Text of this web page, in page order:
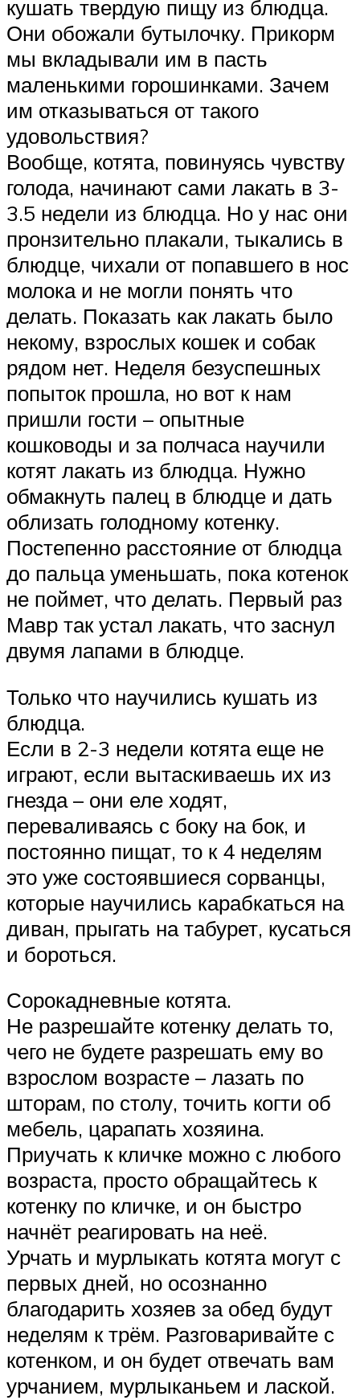
кушать твердую пищу из блюдца.
Они обожали бутылочку. Прикорм
мы вкладывали им в пасть
маленькими горошинками. Зачем
им отказываться от такого
удовольствия?
Вообще, котята, повинуясь чувству
голода, начинают сами лакать в 3-
3.5 недели из блюдца. Но у нас они
пронзительно плакали, тыкались в
блюдце, чихали от попавшего в нос
молока и не могли понять что
делать. Показать как лакать было
некому, взрослых кошек и собак
рядом нет. Неделя безуспешных
попыток прошла, но вот к нам
пришли гости – опытные
кошководы и за полчаса научили
котят лакать из блюдца. Нужно
обмакнуть палец в блюдце и дать
облизать голодному котенку.
Постепенно расстояние от блюдца
до пальца уменьшать, пока котенок
не поймет, что делать. Первый раз
Мавр так устал лакать, что заснул
двумя лапами в блюдце.
Только что научились кушать из
блюдца.
Если в 2-3 недели котята еще не
играют, если вытаскиваешь их из
гнезда – они еле ходят,
переваливаясь с боку на бок, и
постоянно пищат, то к 4 неделям
это уже состоявшиеся сорванцы,
которые научились карабкаться на
диван, прыгать на табурет, кусаться
и бороться.
Сорокадневные котята.
Не разрешайте котенку делать то,
чего не будете разрешать ему во
взрослом возрасте – лазать по
шторам, по столу, точить когти об
мебель, царапать хозяина.
Приучать к кличке можно с любого
возраста, просто обращайтесь к
котенку по кличке, и он быстро
начнёт реагировать на неё.
Урчать и мурлыкать котята могут с
первых дней, но осознанно
благодарить хозяев за обед будут
неделям к трём. Разговаривайте с
котенком, и он будет отвечать вам
урчанием, мурлыканьем и лаской.